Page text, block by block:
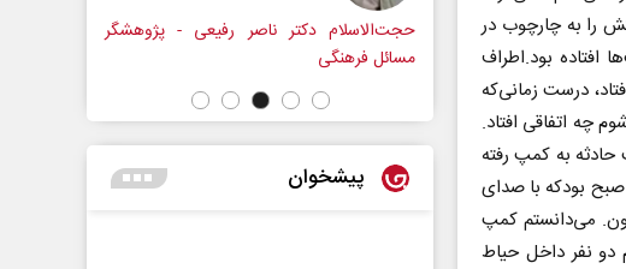
را به چارچوب در
افتاده بود.اطراف
صبح به جان‌ کمپ افتاد، درست زمانی‌که
چه اتفاقی افتاد.
به ‌کمپ رفته
بودکه با صدای
می‌دانستم کمپ
دو نفر داخل حیاط
حجت‌الاسلام دکتر ناصر رفیعی - پژوهشگر
مسائل فرهنگی
پیشخوان